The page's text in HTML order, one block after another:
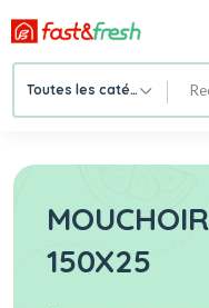
Toutes les catégories
150X25